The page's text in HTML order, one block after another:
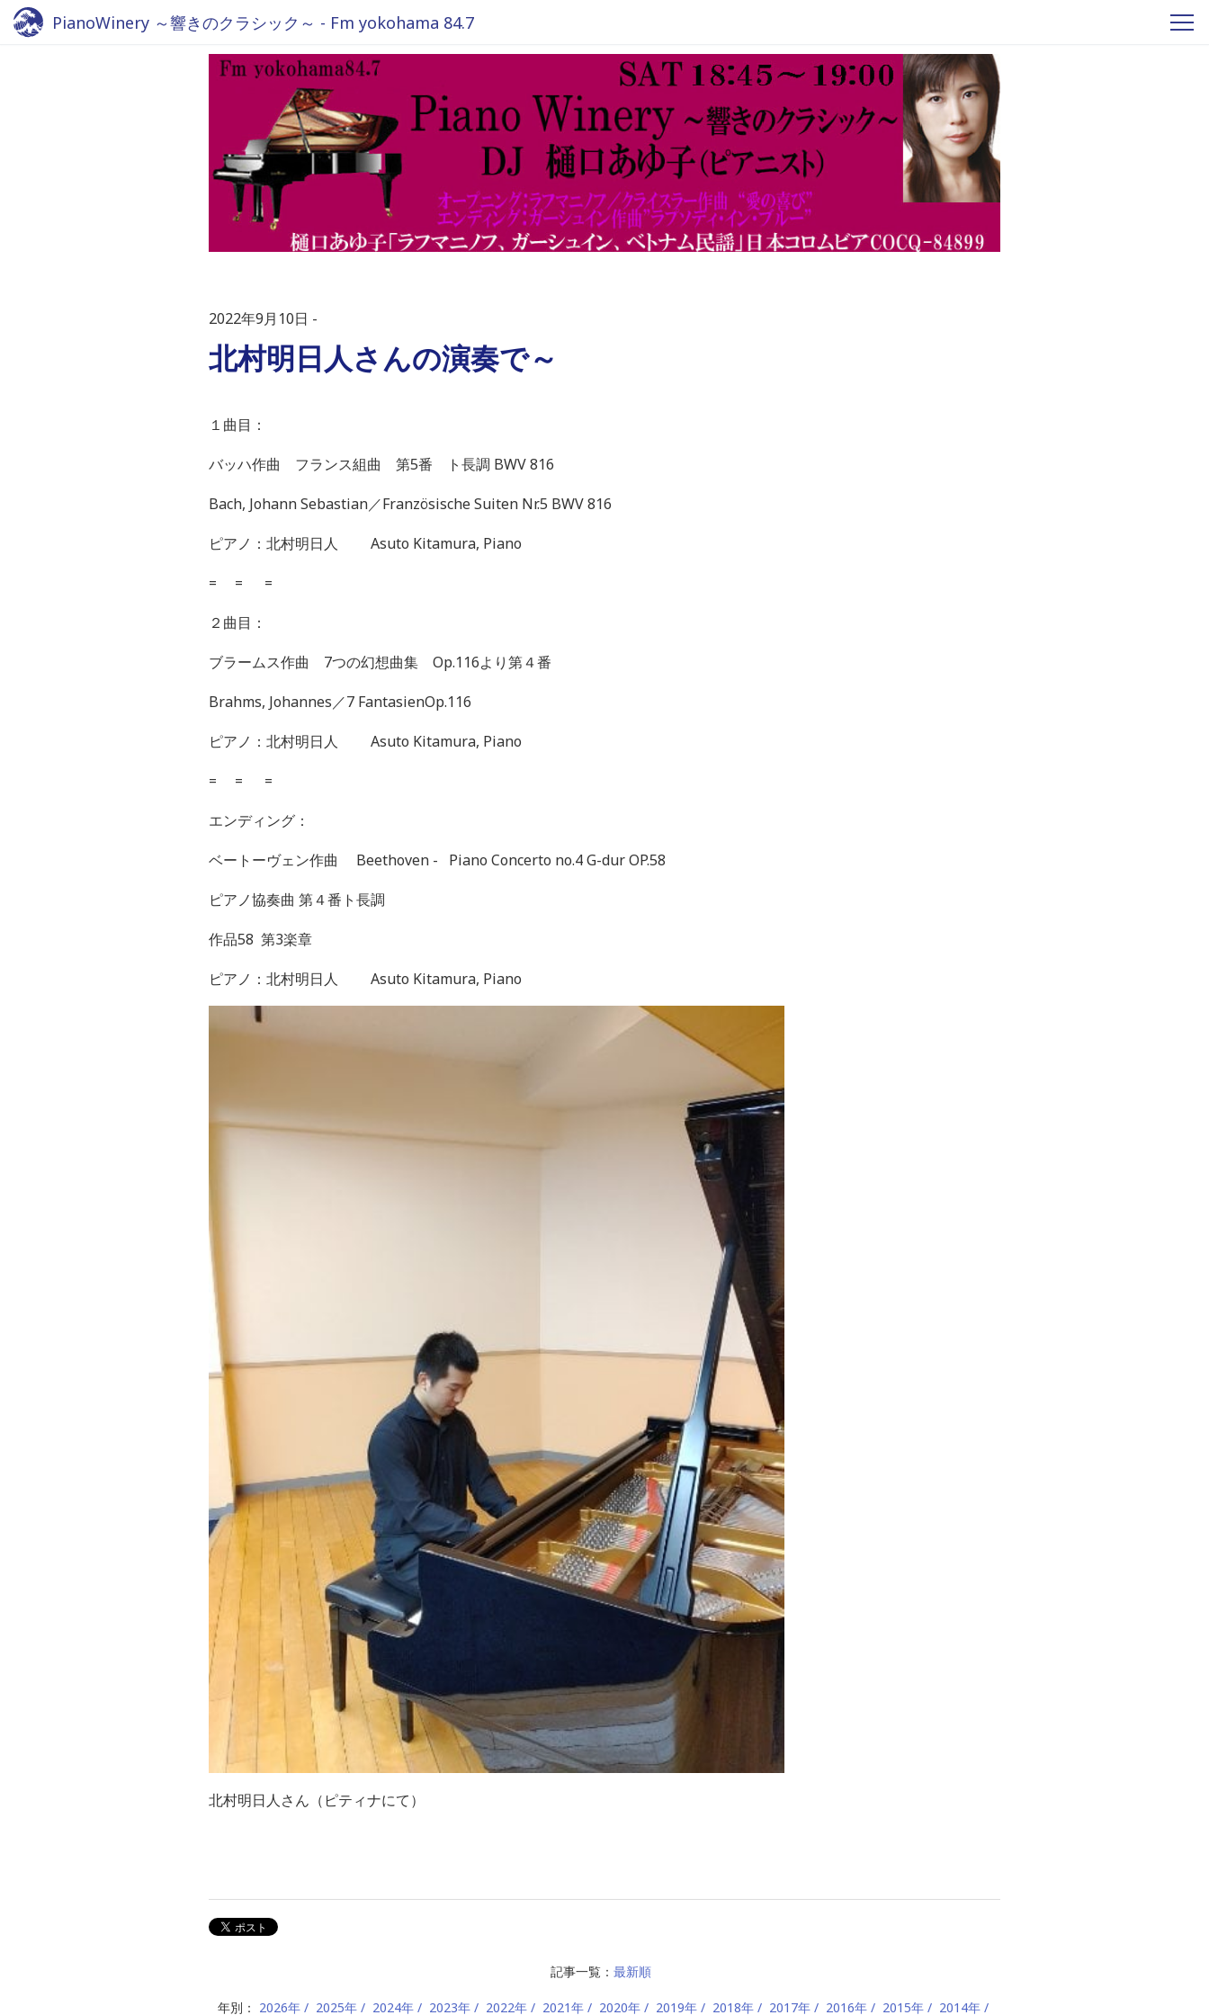
PianoWinery ～響きのクラシック～ - Fm yokohama 84.7
2022年9月10日
北村明日人さんの演奏で～
１曲目：
バッハ作曲 フランス組曲 第5番 ト長調 BWV 816
Bach, Johann Sebastian／Französische Suiten Nr.5 BWV 816
ピアノ：北村明日人
Asuto Kitamura, Piano
=
=
=
２曲目：
ブラームス作曲 7つの幻想曲集 Op.116より第４番
Brahms, Johannes／7 FantasienOp.116
ピアノ：北村明日人
Asuto Kitamura, Piano
=
=
=
エンディング ：
ベートーヴェン作曲
Beethoven -
Piano Concerto no.4 G-dur OP.58
ピアノ協奏曲 第４番ト長調
作品58 第3楽章
ピアノ：北村明日人
Asuto Kitamura, Piano
北村明日人さん（ピティナにて）
記事一覧： 最新順
年別： 2026年 2025年 2024年 2023年 2022年 2021年 2020年 2019年 2018年 2017年 2016年 2015年 2014年